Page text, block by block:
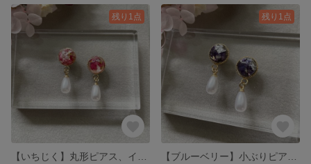
残り1点 残り1点